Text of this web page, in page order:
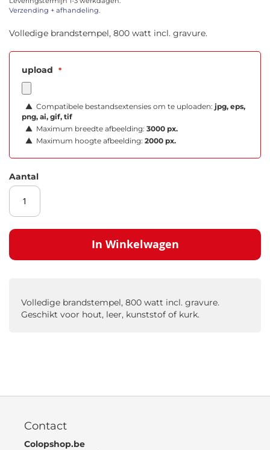
afbeeldingen-
Verzending + afhandeling.
Volledige brandstempel, 800 watt incl. gravure.
upload
Compatibele bestandsextensies om te uploaden: jpg, eps,
png, ai, gif, tif
Maximum breedte afbeelding: 3000 px.
Maximum hoogte afbeelding: 2000 px.
Aantal
In Winkelwagen
Volledige brandstempel, 800 watt incl. gravure.
Geschikt voor hout, leer, kunststof of kurk.
Contact
Colopshop.be